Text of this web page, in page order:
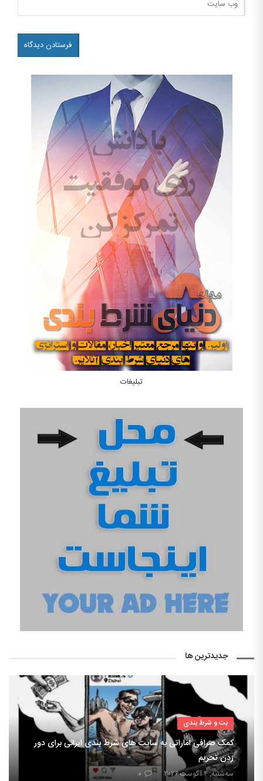
تبلیغات
جدیدترین ها
بت و شرط بندی
کمک صرافی اماراتی به سایت های شرط بندی ایرانی برای دور
زدن تحریم
سه‌شنبه, ۴ آگوست ۲۰۲۶ ۰